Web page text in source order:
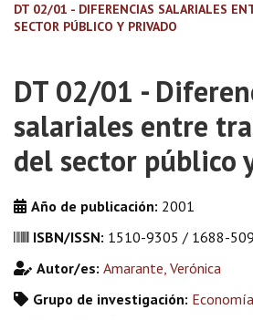
DT 02/01 - DIFERENCIAS SALARIALES
SECTOR PÚBLICO Y PRIVADO
DT 02/01 -
salariales entre
del sector público
Año de publicación: 2001
ISBN/ISSN: 1510-9305 / 1688-
Autor/es: Amarante, Verónica
Grupo de investigación: